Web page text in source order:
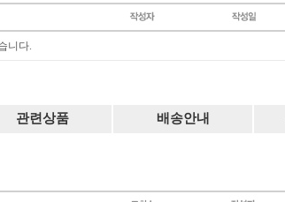
니다.
관련상품 배송안내